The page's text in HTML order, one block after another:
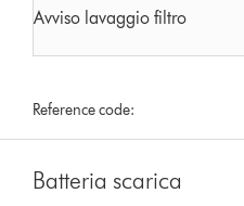
Avviso lavaggio filtro
Reference code:
Batteria scarica